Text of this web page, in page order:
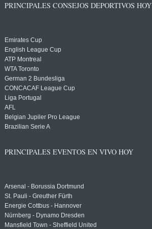
PRINCIPALES CONSEJOS DEPORTIVOS HOY
Emirates Cup
English League Cup
ATP Montreal
WTA Toronto
German 2 Bundesliga
CONCACAF League Cup
Liga Portugal
AFL
Belgian Jupiler Pro League
Brazilian Serie A
PRINCIPALES EVENTOS EN VIVO HOY
Arsenal - Borussia Dortmund
St. Pauli - Greuther Fürth
Energie Cottbus - Hannover
Nürnberg - Dynamo Dresden
Mansfield Town - Sheffield United